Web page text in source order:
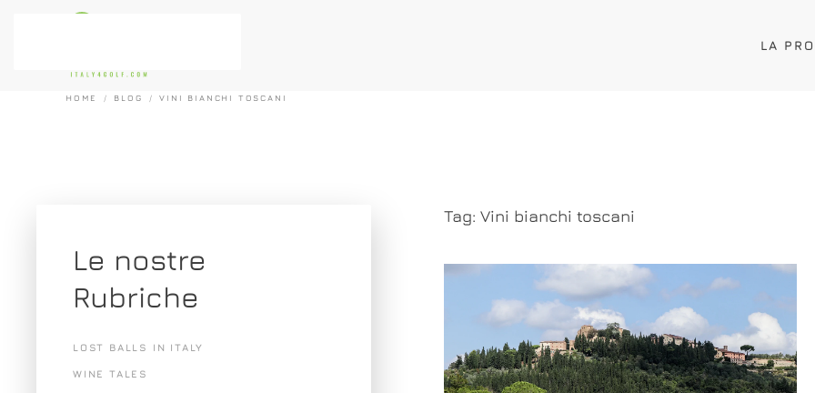
LA
HOME BLOG VINI BIANCHI TOSCANI
Tag: Vini bianchi toscani
Le nostre
Rubriche
LOST BALLS IN ITALY
WINE TALES